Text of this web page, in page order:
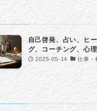
自己啓発、占い、ヒ
グ、コーチング、心
2025-05-14 仕事・